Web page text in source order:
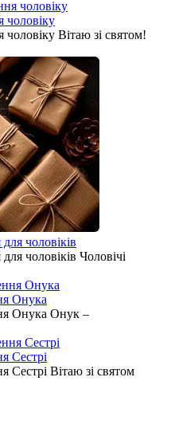
чоловіку
Вітаю зі святом!
чоловіків​
чоловіків​ Чоловічі
Онука
Онука Онук –
Сестрі
Вітаю зі святом